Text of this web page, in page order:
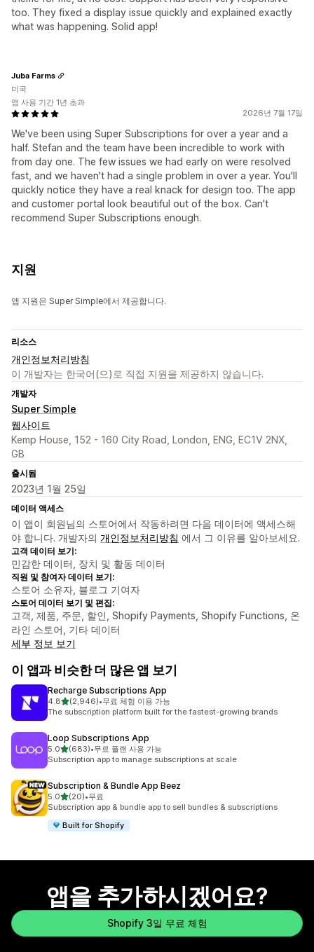
too. They fixed a display issue quickly and explained exactly
what was happening. Solid app!
2026년 7월 17일
We've been using Super Subscriptions for over a year and a
half. Stefan and the team have been incredible to work with
from day one. The few issues we had early on were resolved
fast, and we haven't had a single problem in over a year. You'll
quickly notice they have a real knack for design too. The app
and customer portal look beautiful out of the box. Can't
recommend Super Subscriptions enough.
Juba Farms
미국
앱 사용 기간 1년 초과
지원
앱 지원은 Super Simple에서 제공합니다.
리소스
개인정보처리방침
이 개발자는 한국어(으)로 직접 지원을 제공하지 않습니다.
개발자
Super Simple
웹사이트
Kemp House, 152 - 160 City Road, London, ENG, EC1V 2NX,
GB
출시됨
2023년 1월 25일
데이터 액세스
이 앱이 회원님의 스토어에서 작동하려면 다음 데이터에 액세스해
야 합니다. 개발자의 개인정보처리방침 에서 그 이유를 알아보세요.
고객 데이터 보기:
민감한 데이터, 장치 및 활동 데이터
직원 및 참여자 데이터 보기:
스토어 소유자, 블로그 기여자
스토어 데이터 보기 및 편집:
고객, 제품, 주문, 할인, Shopify Payments, Shopify Functions, 온
라인 스토어, 기타 데이터
세부 정보 보기
이 앱과 비슷한 더 많은 앱 보기
Recharge Subscriptions App
4.8별 5개 중
(2,946)
총 리뷰 2946개
•무료 체험 이용 가능
The subscription platform built for the fastest-growing brands
Loop Subscriptions App
5.0별 5개 중
(683)
총 리뷰 683개
•무료 플랜 사용 가능
Subscription app to manage subscriptions at scale
Subscription & Bundle App Beez
5.0별 5개 중
(20)
총 리뷰 20개
•무료
Subscription app & bundle app to sell bundles & subscriptions
Built for Shopify
앱을 추가하시겠어요?
Shopify 3일 무료 체험